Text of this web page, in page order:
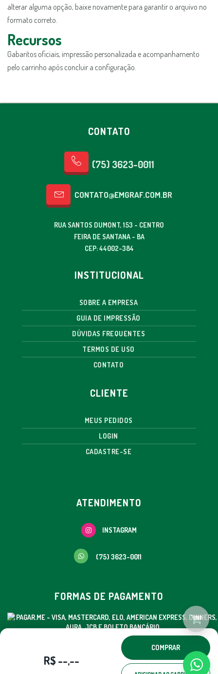
R$ --,--
COMPRAR
alterar alguma opção, baixe novamente para garantir o arquivo no
formato correto.
Recursos
Gabaritos oficiais, impressão personalizada e acompanhamento
pelo carrinho após concluir a configuração.
CONTATO
(75) 3623-0011
CONTATO@EMGRAF.COM.BR
RUA SANTOS DUMONT, 153 - CENTRO
FEIRA DE SANTANA - BA
CEP: 44002-384
INSTITUCIONAL
SOBRE A EMPRESA
GUIA DE IMPRESSÃO
DÚVIDAS FREQUENTES
TERMOS DE USO
CONTATO
CLIENTE
MEUS PEDIDOS
LOGIN
CADASTRE-SE
ATENDIMENTO
INSTAGRAM
(75) 3623-0011
FORMAS DE PAGAMENTO
© EMGRAF - TODOS OS DIREITOS RESERVADOS.